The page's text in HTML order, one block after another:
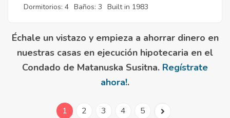
Dormitorios: 4 Baños: 3 Built in 1983
Échale un vistazo y empieza a ahorrar dinero en
nuestras casas en ejecución hipotecaria en el
Condado de Matanuska Susitna. Regístrate
ahora!.
1 2 3 4 5